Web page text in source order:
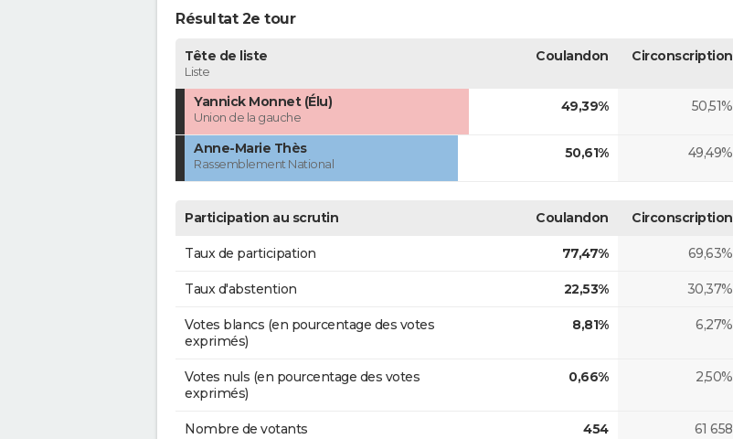
Résultat 2e tour
Tête de liste
Liste
Coulandon Circonscription
Yannick Monnet (Élu)
Union de la gauche
49,39% 50,51%
Anne-Marie Thès
Rassemblement National
50,61% 49,49%
Participation au scrutin Coulandon Circonscription
Taux de participation 77,47% 69,63%
Taux d'abstention 22,53% 30,37%
Votes blancs (en pourcentage des votes
exprimés)
8,81% 6,27%
Votes nuls (en pourcentage des votes
exprimés)
0,66% 2,50%
Nombre de votants 454 61 658